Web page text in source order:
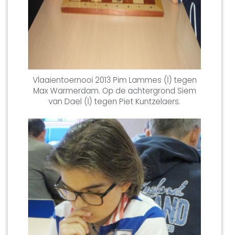
Vlaaientoernooi 2013 Pim Lammes (l) tegen
Max Warmerdam. Op de achtergrond Siem
van Dael (l) tegen Piet Kuntzelaers.